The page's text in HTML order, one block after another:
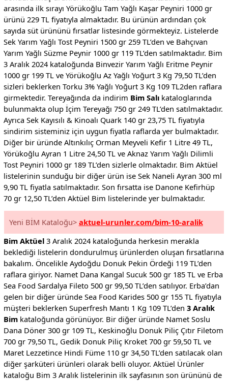
arasında ilk sırayı Yörükoğlu Tam Yağlı Kaşar Peyniri 1000 gr
ürünü 229 TL fiyatıyla almaktadır. Bu ürünün ardından çok
sayıda süt ürününü fırsatlar listesinde görmekteyiz. Listelerde
Sek Yarım Yağlı Tost Peyniri 1500 gr 259 TL’den ve Bahçıvan
Yarım Yağlı Süzme Peynir 1000 gr 119 TL’den satılmaktadır. Bim
3 Aralık 2024 kataloğunda Binvezir Yarım Yağlı Eritme Peynir
1000 gr 199 TL ve Yörükoğlu Az Yağlı Yoğurt 3 Kg 79,50 TL’den
sizleri beklerken Torku 3% Yağlı Yoğurt 3 Kg 109 TL2den raflara
girmektedir. Tereyağında da indirim Bim Salıkataloglarında
bulunmakta olup İçim Tereyağı 750 gr 249 TL’den satılmaktadır.
Ayrıca Sek Kayısılı & Kinoalı Quark 140 gr 23,75 TL fiyatıyla
sindirim sisteminiz için uygun fiyatla raflarda yer bulmaktadır.
Diğer bir üründe Altınkılıç Orman Meyveli Kefir 1 Litre 49 TL,
Yörükoğlu Ayran 1 Litre 24,50 TL ve Aknaz Yarım Yağlı Dilimli
Tost Peyniri 1000 gr 189 TL’den sizlerle olmaktadır. Bim Aktüel
listelerinin sunduğu bir diğer ürün ise Sek Naneli Ayran 300 ml
9,90 TL fiyatla satılmaktadır. Son fırsatta ise Danone Kefirhüp
70 gr 12,50 TL’den Aktüel Bim listelerinde yer bulmaktadır.
Yeni BİM Kataloğu> aktuel-urunler.com/bim-10-aralik
Bim Aktüel3 Aralık 2024 kataloğunda herkesin merakla
beklediği listelerin dondurulmuş ürünlerden oluşan fırsatlarına
bakalım. Öncelikle Aydoğdu Donuk Pekin Ördeği 119 TL’den
raflara giriyor. Namet Dana Kangal Sucuk 500 gr 185 TL ve Erba
Sea Food Sardalya Fileto 500 gr 99,50 TL’den satılıyor. Erba’dan
gelen bir diğer üründe Sea Food Karides 500 gr 155 TL fiyatıyla
müşteri beklerken Superfresh Mantı 1 Kg 109 TL’den 3 Aralık
Bimkataloğunda görünüyor. Bir diğer üründe Namet Soslu
Dana Döner 300 gr 109 TL, Keskinoğlu Donuk Piliç Çıtır Filetom
700 gr 79,50 TL, Gedik Donuk Piliç Kroket 700 gr 59,50 TL ve
Maret Lezzetince Hindi Füme 110 gr 34,50 TL’den satılacak olan
diğer şarküteri ürünleri olarak belli oluyor. Aktüel Ürünler
kataloğu Bim 3 Aralık listelerinin ilk sayfasının son ürününü de